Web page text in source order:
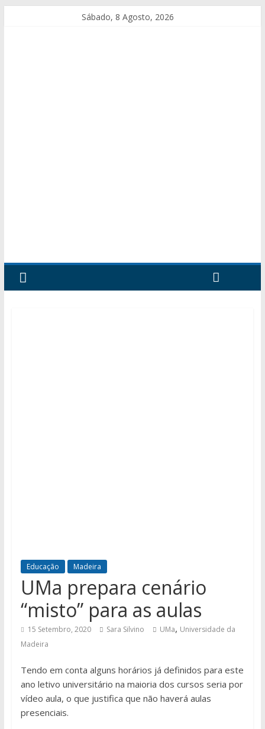
Sábado, 8 Agosto, 2026
Educação Madeira
UMa prepara cenário
“misto” para as aulas
15 Setembro, 2020 Sara Silvino UMa, Universidade da
Madeira
Tendo em conta alguns horários já definidos para este
ano letivo universitário na maioria dos cursos seria por
vídeo aula, o que justifica que não haverá aulas
presenciais.